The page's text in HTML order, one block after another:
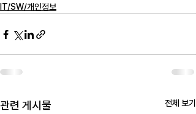
IT/SW/개인정보
관련 게시물 전체 보기